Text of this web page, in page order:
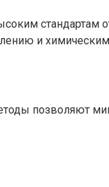
стандартам
и
позволяют